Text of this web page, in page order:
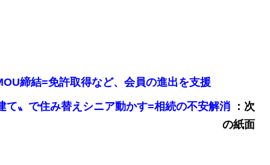
締結=免許取得など、会員の進出を支援
〟で住み替えシニア動かす=相続の不安解消
：次
の紙面